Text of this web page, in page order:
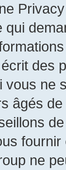
qui
des
ne
âgés
ne